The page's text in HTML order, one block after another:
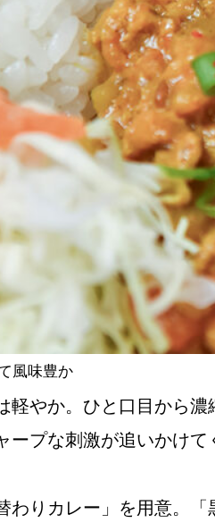
風味豊か
やか。ひと口目から
プな刺激が追いかけ
りカレー」を用意。